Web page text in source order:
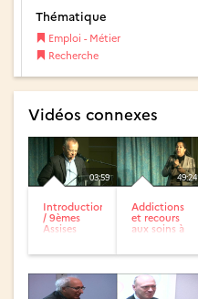
Thématique
Emploi - Métier
Recherche
Vidéos connexes
03:59
Introduction
/ 9èmes
Assises
49:24
Addictions
et recours
aux soins à